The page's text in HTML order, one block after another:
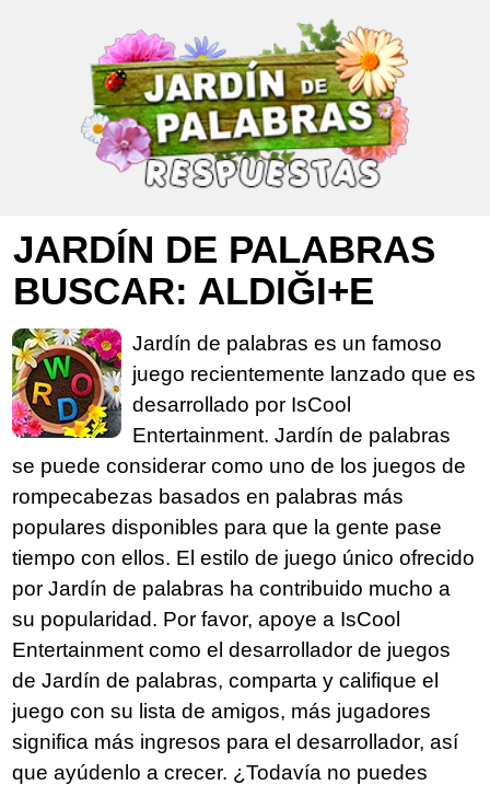
JARDÍN DE PALABRAS
BUSCAR: ALDIĞI+E
Jardín de palabras es un famoso
juego recientemente lanzado que es
desarrollado por IsCool
Entertainment. Jardín de palabras
se puede considerar como uno de los juegos de
rompecabezas basados en palabras más
populares disponibles para que la gente pase
tiempo con ellos. El estilo de juego único ofrecido
por Jardín de palabras ha contribuido mucho a
su popularidad. Por favor, apoye a IsCool
Entertainment como el desarrollador de juegos
de Jardín de palabras, comparta y califique el
juego con su lista de amigos, más jugadores
significa más ingresos para el desarrollador, así
que ayúdenlo a crecer. ¿Todavía no puedes